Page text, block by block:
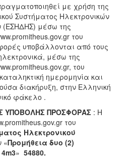
με χρήση της
Συστήματος Ηλεκτρονικών
μέσω της
του
υποβάλλονται από τους
μέσω της
του
ημερομηνία και
διακήρυξη, στην Ελληνική
φάκελο .
ΥΠΟΒΟΛΗΣ ΠΡΟΣΦΟΡΑΣ : Η
του
Ηλεκτρονικού
«Προμήθεια δυο (2)
» 54880.